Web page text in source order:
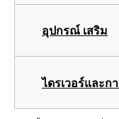
อุปกรณ์ เสริม
ไดรเวอร์และ